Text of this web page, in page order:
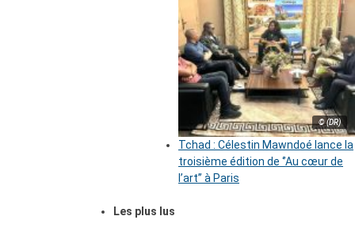
© (DR)
Tchad : Célestin Mawndoé lance la
troisième édition de ‘’Au cœur de
l’art’’ à Paris
Les plus lus